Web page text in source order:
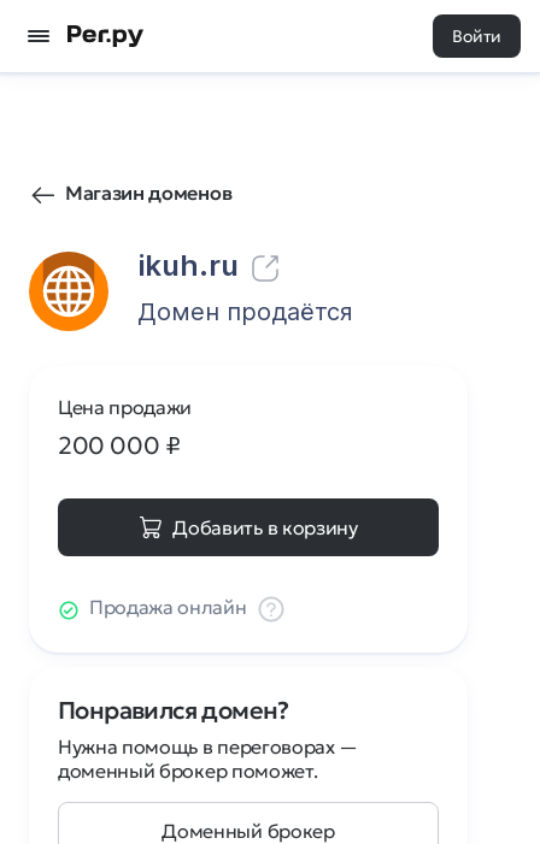
Войти
Магазин доменов
ikuh.ru
30 0
Домен продаётся
Цена продажи
200 000 ₽
Добавить в корзину
Продажа онлайн
Понравился домен?
Нужна помощь в переговорах —
доменный брокер поможет.
Доменный брокер